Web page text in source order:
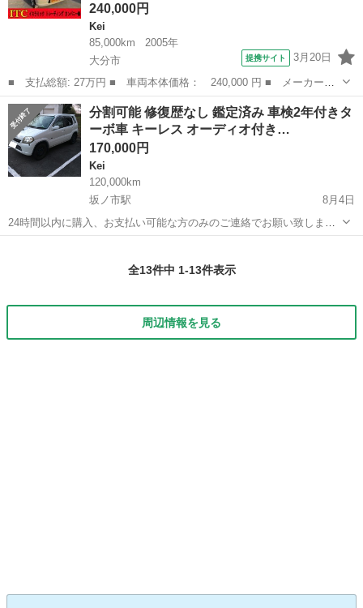
240,000円
Kei
85,000km
2005年
大分市
提携サイト 3月20日
■ 支払総額: 27万円 ■ 車両本体価格： 240,000 円 ■ メーカー
名： スズキ ■ 車種名： Ｋｅｉ ■ グレード名： Ａ キーレ
ス ＣＤデッキ エアコン パワステ パワーウインドウ Ｗエアバ
ッグ ■ 排気量：...
大分 大分市 Kei
分割可能 修復歴なし 鑑定済み 車検2年付きタ
ーボ車 キーレス オーディオ付き…
170,000円
Kei
120,000km
坂ノ市駅
8月4日
24時間以内に購入、お支払い可能な方のみのご連絡でお願い致しま
す。 質問は一度で全て聞きたい事を質問して下さい。数回に分けて質
現金の方のみの大特価 スズキ...
全13件中 1-13件表示
周辺情報を見る